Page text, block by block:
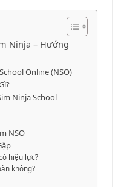
Ninja – Hướng
Online (NSO)
Ninja School
NSO
hiệu lực?
không?